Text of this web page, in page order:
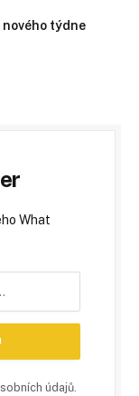
týdne
What
údajů